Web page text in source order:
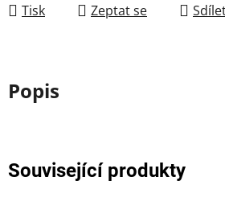
Tisk Zeptat se
Popis
Související produkty